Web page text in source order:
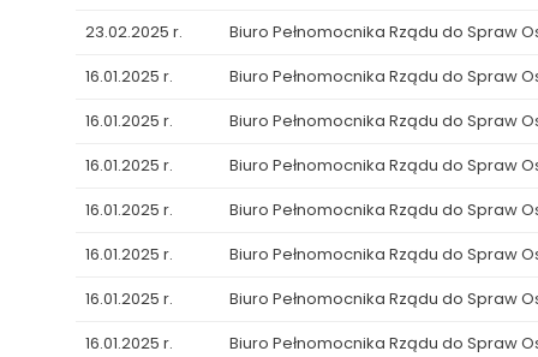
23.02.2025 r.
Biuro Pełnomocnika Rządu do Spraw
16.01.2025 r.
Biuro Pełnomocnika Rządu do Spraw
16.01.2025 r.
Biuro Pełnomocnika Rządu do Spraw
16.01.2025 r.
Biuro Pełnomocnika Rządu do Spraw
16.01.2025 r.
Biuro Pełnomocnika Rządu do Spraw
16.01.2025 r.
Biuro Pełnomocnika Rządu do Spraw
16.01.2025 r.
Biuro Pełnomocnika Rządu do Spraw
16.01.2025 r.
Biuro Pełnomocnika Rządu do Spraw